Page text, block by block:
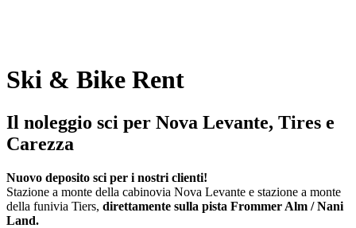
Ski & Bike Rent
Il noleggio sci per Nova Levante, Tires e
Carezza
Nuovo deposito sci per i nostri clienti!
Stazione a monte della cabinovia Nova Levante e stazione a monte
della funivia Tiers, direttamente sulla pista Frommer Alm / Nani
Land.